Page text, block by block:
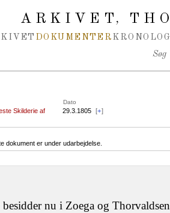
ARKIVET,
DOKUMENTER
Søg
Dato
Skilderie af
29.3.1805 [+]
dokument er under udarbejdelse.
besidder nu i Zoega og